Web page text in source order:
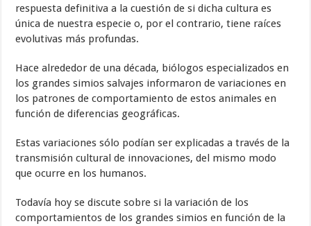
respuesta definitiva a la cuestión de si dicha cultura es
única de nuestra especie o, por el contrario, tiene raíces
evolutivas más profundas.
Hace alrededor de una década, biólogos especializados en
los grandes simios salvajes informaron de variaciones en
los patrones de comportamiento de estos animales en
función de diferencias geográficas.
Estas variaciones sólo podían ser explicadas a través de la
transmisión cultural de innovaciones, del mismo modo
que ocurre en los humanos.
Todavía hoy se discute sobre si la variación de los
comportamientos de los grandes simios en función de la